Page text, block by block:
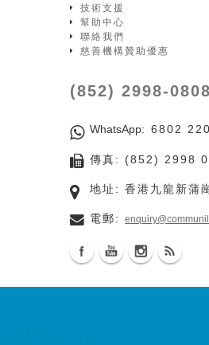
技術支援
幫助中心
聯絡我們
慈善機構贊助優惠
(852) 2998-0808
WhatsApp: 6802
傳真: (852) 2998
地址: 香港九龍新蒲
電郵: